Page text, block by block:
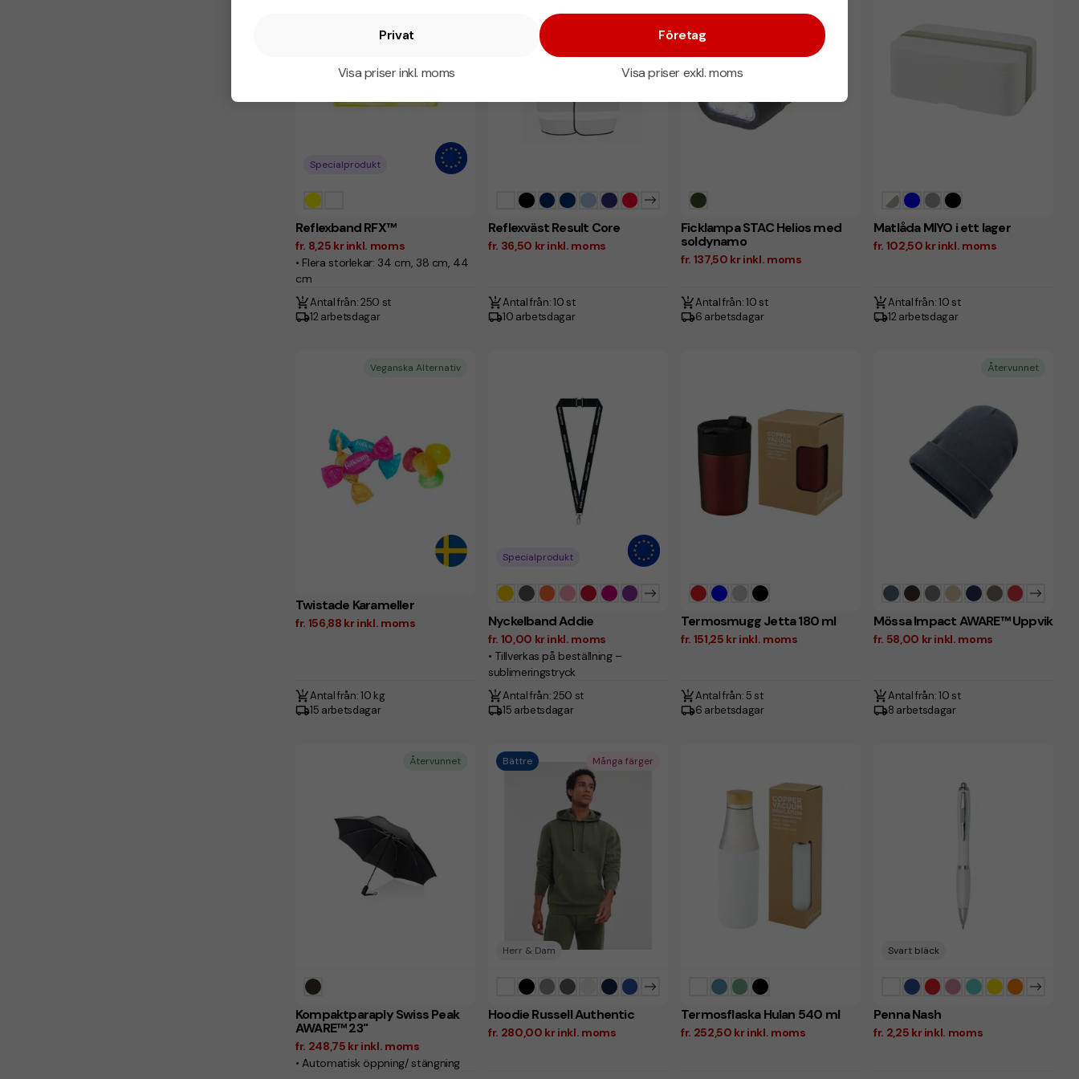
Privat
Visa priser inkl. moms
Företag
Visa priser exkl. moms
Specialprodukt
Reflexband RFX™
fr. 8,25 kr inkl. moms
• Flera storlekar: 34 cm, 38 cm, 44
cm
Antal från: 250 st
12 arbetsdagar
Reflexväst Result Core
fr. 36,50 kr inkl. moms
Antal från: 10 st
10 arbetsdagar
Ficklampa STAC Helios med
soldynamo
fr. 137,50 kr inkl. moms
Antal från: 10 st
6 arbetsdagar
Matlåda MIYO i ett lager
fr. 102,50 kr inkl. moms
Antal från: 10 st
12 arbetsdagar
Veganska Alternativ
Twistade Karameller
fr. 156,88 kr inkl. moms
Antal från: 10 kg
15 arbetsdagar
Specialprodukt
Nyckelband Addie
fr. 10,00 kr inkl. moms
• Tillverkas på beställning –
sublimeringstryck
Antal från: 250 st
15 arbetsdagar
Termosmugg Jetta 180 ml
fr. 151,25 kr inkl. moms
Antal från: 5 st
6 arbetsdagar
Återvunnet
Mössa Impact AWARE™ Uppvik
fr. 58,00 kr inkl. moms
Antal från: 10 st
8 arbetsdagar
Återvunnet
Kompaktparaply Swiss Peak
AWARE™ 23"
fr. 248,75 kr inkl. moms
• Automatisk öppning/ stängning
Herr & Dam
Bättre Många färger
Hoodie Russell Authentic
fr. 280,00 kr inkl. moms
Termosflaska Hulan 540 ml
fr. 252,50 kr inkl. moms
Svart bläck
Penna Nash
fr. 2,25 kr inkl. moms